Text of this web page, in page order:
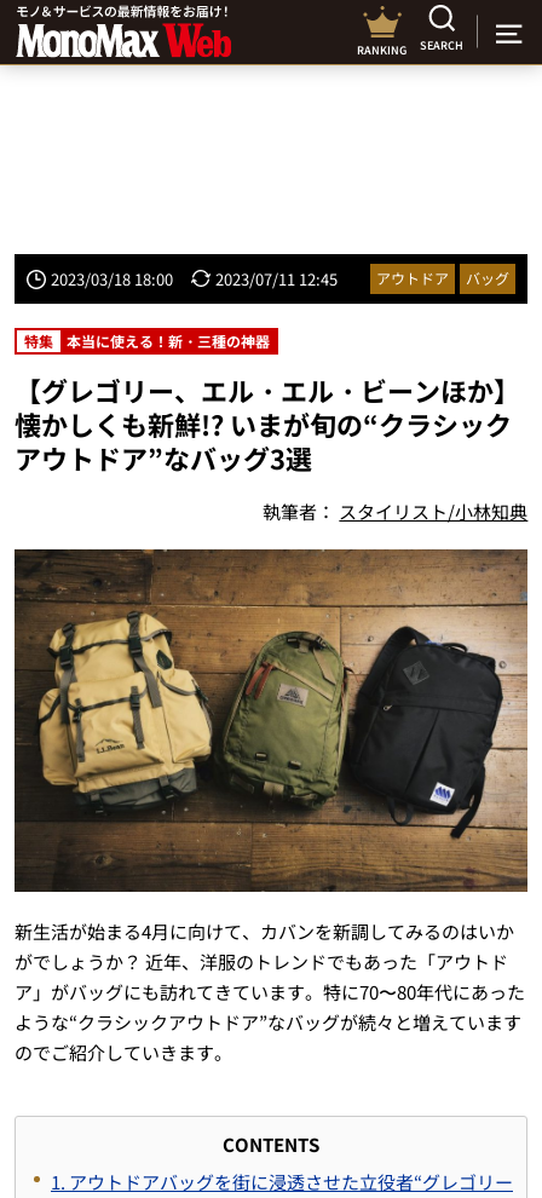
RANKING SEARCH
2023/03/18 18:00 2023/07/11 12:45 アウトドア バッグ
特集 本当に使える！新・三種の神器
【グレゴリー、エル・エル・ビーンほか】
懐かしくも新鮮!? いまが旬の“クラシック
アウトドア”なバッグ3選
執筆者： スタイリスト/小林知典
新生活が始まる4月に向けて、カバンを新調してみるのはいか
がでしょうか？ 近年、洋服のトレンドでもあった「アウトド
ア」がバッグにも訪れてきています。特に70〜80年代にあった
ような“クラシックアウトドア”なバッグが続々と増えています
のでご紹介していきます。
CONTENTS
1. アウトドアバッグを街に浸透させた立役者“グレゴリー